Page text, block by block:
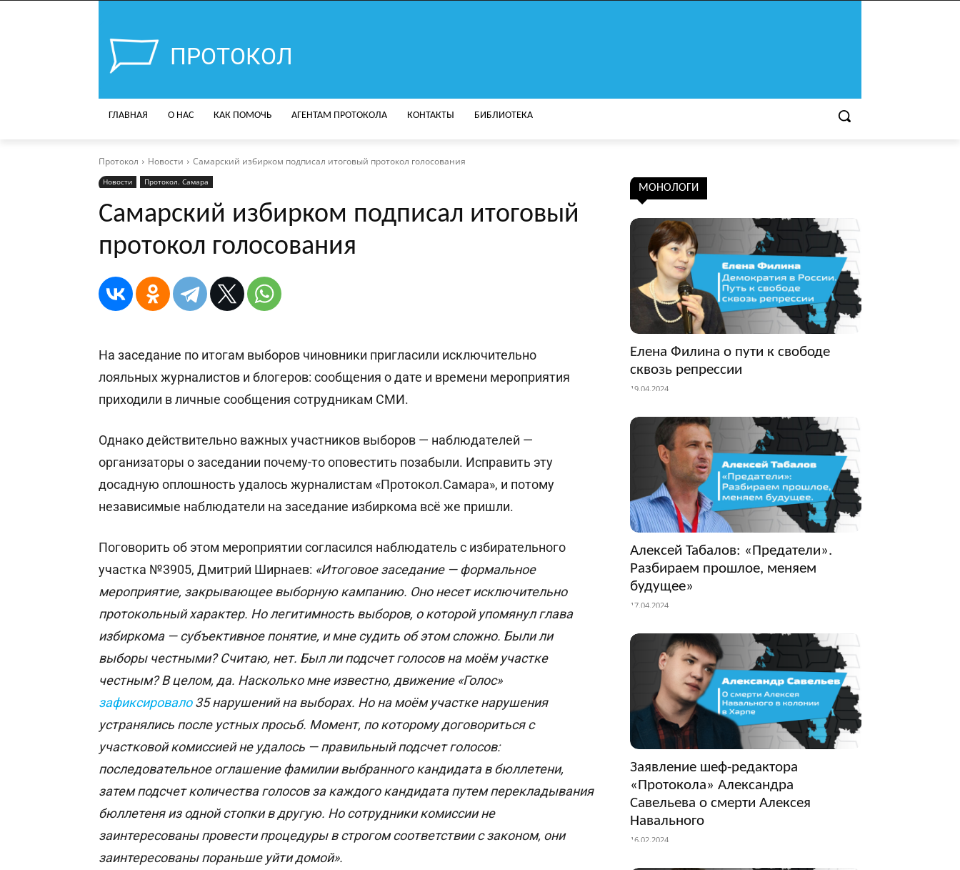
ПРОТОКОЛ
ГЛАВНАЯ О НАС КАК ПОМОЧЬ АГЕНТАМ ПРОТОКОЛА КОНТАКТЫ БИБЛИОТЕКА
Протокол Новости Самарский избирком подписал итоговый протокол голосования
Новости Протокол. Самара
Самарский избирком подписал итоговый
протокол голосования
На заседание по итогам выборов чиновники пригласили исключительно
лояльных журналистов и блогеров: сообщения о дате и времени мероприятия
приходили в личные сообщения сотрудникам СМИ.
Однако действительно важных участников выборов — наблюдателей —
организаторы о заседании почему-то оповестить позабыли. Исправить эту
досадную оплошность удалось журналистам «Протокол.Самара», и потому
независимые наблюдатели на заседание избиркома всё же пришли.
Поговорить об этом мероприятии согласился наблюдатель с избирательного
участка №3905, Дмитрий Ширнаев: «Итоговое заседание — формальное
мероприятие, закрывающее выборную кампанию. Оно несет исключительно
протокольный характер. Но легитимность выборов, о которой упомянул глава
избиркома — субъективное понятие, и мне судить об этом сложно. Были ли
выборы честными? Считаю, нет. Был ли подсчет голосов на моём участке
честным? В целом, да. Насколько мне известно, движение «Голос»
зафиксировало35 нарушений на выборах. Но на моём участке нарушения
устранялись после устных просьб. Момент, по которому договориться с
участковой комиссией не удалось — правильный подсчет голосов:
последовательное оглашение фамилии выбранного кандидата в бюллетени,
затем подсчет количества голосов за каждого кандидата путем перекладывания
бюллетеня из одной стопки в другую. Но сотрудники комиссии не
заинтересованы провести процедуры в строгом соответствии с законом, они
заинтересованы пораньше уйти домой».
МОНОЛОГИ
Елена Филина о пути к свободе
сквозь репрессии
19.04.2024
Алексей Табалов: «Предатели».
Разбираем прошлое, меняем
будущее»
17.04.2024
Заявление шеф-редактора
«Протокола» Александра
Савельева о смерти Алексея
Навального
16.02.2024